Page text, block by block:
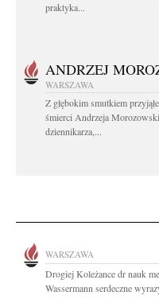
praktyka...
ANDRZEJ
WARSZAWA
Z głębokim smutkiem
śmierci Andrzeja
dziennikarza,...
WARSZAWA
Drogiej Koleżance dr nauk
Wassermann serdeczne